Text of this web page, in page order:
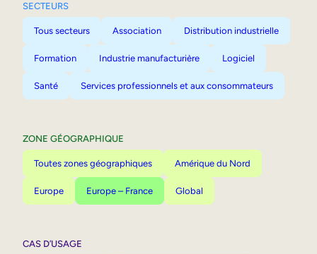
SECTEURS
Tous secteurs Association Distribution industrielle
Formation Industrie manufacturière Logiciel
Santé Services professionnels et aux consommateurs
ZONE GÉOGRAPHIQUE
Toutes zones géographiques Amérique du Nord
Europe Europe – France Global
CAS D’USAGE